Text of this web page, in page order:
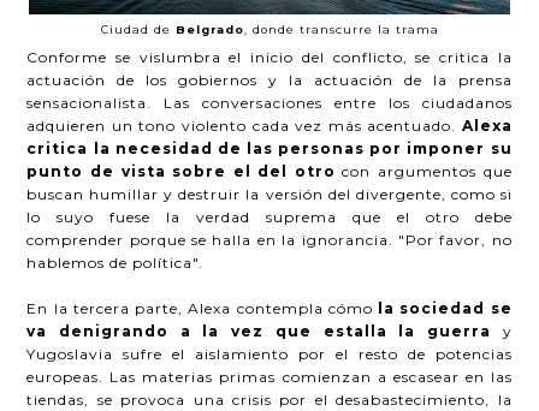
Ciudad de Belgrado , donde transcurre la trama
Conforme se vislumbra el inicio del conflicto, se critica la
actuación de los gobiernos y la actuación de la prensa
sensacionalista. Las conversaciones entre los ciudadanos
adquieren un tono violento cada vez más acentuado. Alexa
critica la necesidad de las personas por imponer su
punto de vista sobre el del otro con argumentos que
buscan humillar y destruir la versión del divergente, como si
lo suyo fuese la verdad suprema que el otro debe
comprender porque se halla en la ignorancia. "Por favor, no
hablemos de política".
En la tercera parte, Alexa contempla cómo la sociedad se
va denigrando a la vez que estalla la guerra y
Yugoslavia sufre el aislamiento por el resto de potencias
europeas. Las materias primas comienzan a escasear en las
tiendas, se provoca una crisis por el desabastecimiento, la